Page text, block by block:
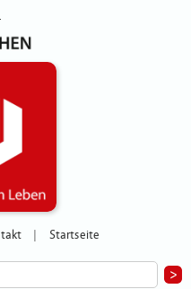
Startseite